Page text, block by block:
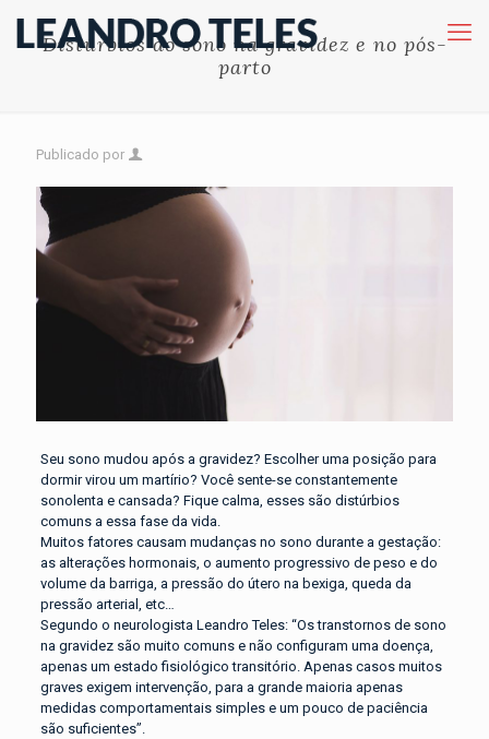
Distúrbios do sono na gravidez e no pós-
parto
Publicado por
Seu sono mudou após a gravidez? Escolher uma posição para
dormir virou um martírio? Você sente-se constantemente
sonolenta e cansada? Fique calma, esses são distúrbios
comuns a essa fase da vida.
Muitos fatores causam mudanças no sono durante a gestação:
as alterações hormonais, o aumento progressivo de peso e do
volume da barriga, a pressão do útero na bexiga, queda da
pressão arterial, etc…
Segundo o neurologista Leandro Teles: “Os transtornos de sono
na gravidez são muito comuns e não configuram uma doença,
apenas um estado fisiológico transitório. Apenas casos muitos
graves exigem intervenção, para a grande maioria apenas
medidas comportamentais simples e um pouco de paciência
são suficientes”.